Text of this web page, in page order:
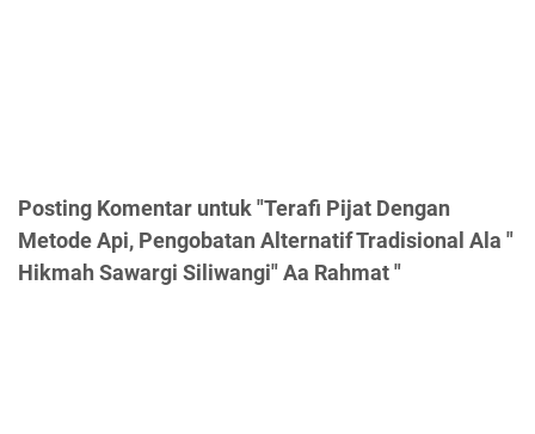
Posting Komentar untuk "Terafi Pijat Dengan
Metode Api, Pengobatan Alternatif Tradisional Ala "
Hikmah Sawargi Siliwangi" Aa Rahmat "